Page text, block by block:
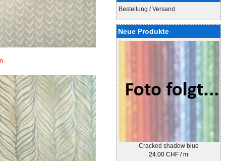
Bestellung / Versand
Neue Produkte
Cracked shadow blue
24.00 CHF / m